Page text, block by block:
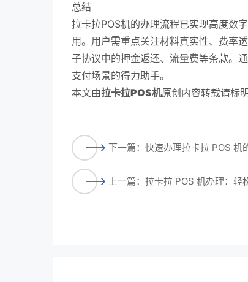
总结
拉卡拉POS机的办理流程已实现高度数
用。用户需重点关注材料真实性、费率
子协议中的押金返还、流量费等条款。
支付场景的得力助手。
本文由拉卡拉POS机原创内容转载请标
下一篇：快速办理拉卡拉 POS 机
上一篇：拉卡拉 POS 机办理：